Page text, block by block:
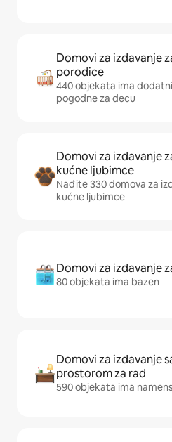
Domovi za izdavanje
porodice
440 objekata ima
pogodne za decu
Domovi za izdavanje
kućne ljubimce
Nađite 330 domova za
kućne ljubimce
Domovi za izdavanje
80 objekata ima bazen
Domovi za izdavanje
prostorom za rad
590 objekata ima